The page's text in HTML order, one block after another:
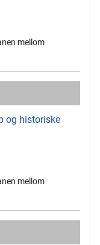
mellom
og historiske
mellom